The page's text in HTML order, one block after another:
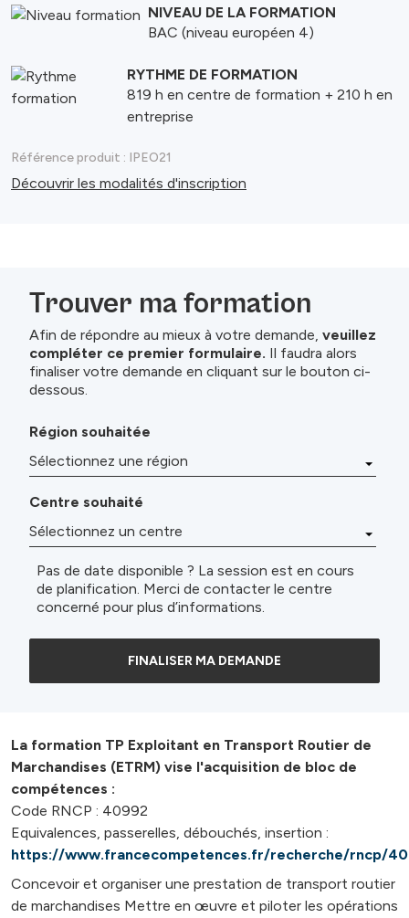
NIVEAU DE LA FORMATION
BAC (niveau européen 4)
RYTHME DE FORMATION
819 h en centre de formation + 210 h en
entreprise
Référence produit : IPEO21
Découvrir les modalités d'inscription
Trouver ma formation
Afin de répondre au mieux à votre demande, veuillez
compléter ce premier formulaire. Il faudra alors
finaliser votre demande en cliquant sur le bouton ci-
dessous.
Région souhaitée
Centre souhaité
Pas de date disponible ? La session est en cours
de planification. Merci de contacter le centre
concerné pour plus d’informations.
FINALISER MA DEMANDE
La formation TP Exploitant en Transport Routier de
Marchandises (ETRM) vise l'acquisition de bloc de
compétences :
Code RNCP : 40992
Equivalences, passerelles, débouchés, insertion :
https://www.francecompetences.fr/recherche/rncp/
Concevoir et organiser une prestation de transport routier
de marchandises Mettre en œuvre et piloter les opérations